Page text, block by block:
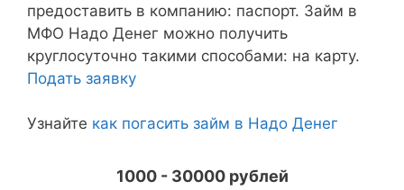
предоставить в компанию: паспорт. Займ в
МФО Надо Денег можно получить
круглосуточно такими способами: на карту.
Подать заявку
Узнайте как погасить займ в Надо Денег
1000 - 30000 рублей